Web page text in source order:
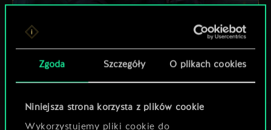
Zgoda Szczegóły O plikach cookies
Niniejsza strona korzysta z plików cookie
Wykorzystujemy pliki cookie do